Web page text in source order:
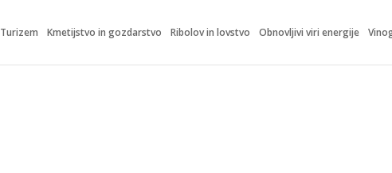
Turizem Kmetijstvo in gozdarstvo Ribolov in lovstvo Obnovljivi viri energije